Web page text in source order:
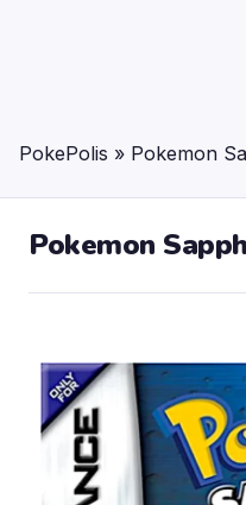
PokePolis » Pokemon
Pokemon